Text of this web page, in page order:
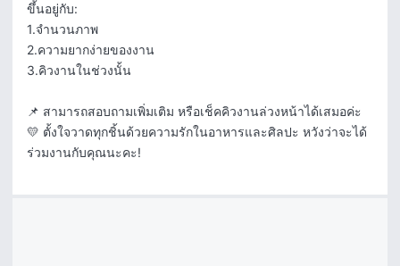
ขึ้นอยู่กับ:
1.จำนวนภาพ
2.ความยากง่ายของงาน
3.คิวงานในช่วงนั้น
📌 สามารถสอบถามเพิ่มเติม หรือเช็คคิวงานล่วงหน้าได้เสมอค่ะ
💛 ตั้งใจวาดทุกชิ้นด้วยความรักในอาหารและศิลปะ หวังว่าจะได้
ร่วมงานกับคุณนะคะ!